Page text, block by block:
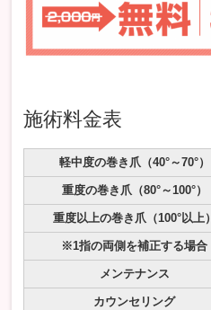
施術料金表
軽中度の巻き爪（40°～70°）
重度の巻き爪（80°～100°）
重度以上の巻き爪（100°以上）
※1指の両側を補正する場合
メンテナンス
カウンセリング